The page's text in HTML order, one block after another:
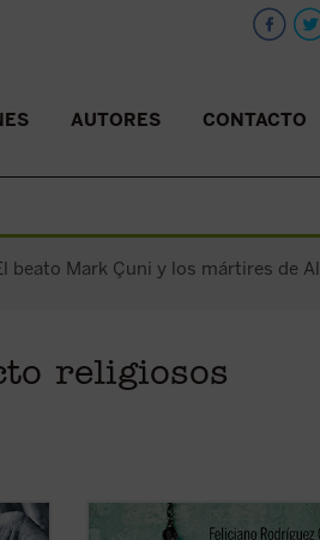
AUTORES CONTACTO
beato Mark Çuni y los mártires de
religiosos
en
Este es el primer libro sobre los